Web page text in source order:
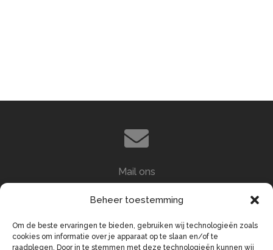
Beheer toestemming
Om de beste ervaringen te bieden, gebruiken wij technologieën zoals
cookies om informatie over je apparaat op te slaan en/of te
raadplegen. Door in te stemmen met deze technologieën kunnen wij
Mail ons